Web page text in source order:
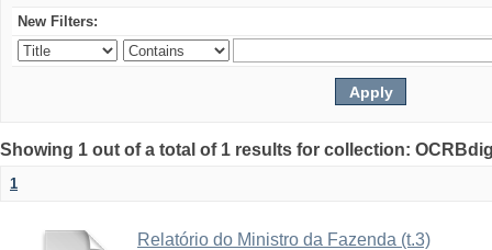
New Filters:
Showing 1 out of a total of 1 results for collection:
1
Relatório do Ministro da Fazenda (t.3)